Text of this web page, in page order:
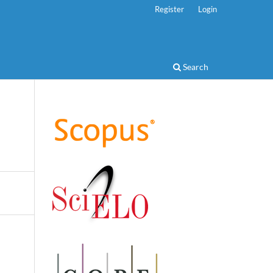
Search
Register Login